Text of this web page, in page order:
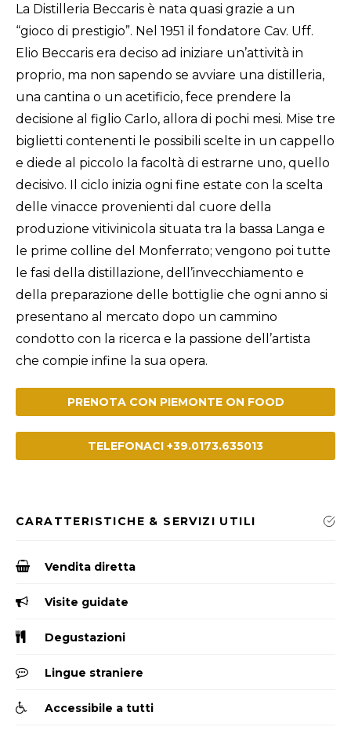
La Distilleria Beccaris è nata quasi grazie a un
“gioco di prestigio”. Nel 1951 il fondatore Cav. Uff.
Elio Beccaris era deciso ad iniziare un’attività in
proprio, ma non sapendo se avviare una distilleria,
una cantina o un acetificio, fece prendere la
decisione al figlio Carlo, allora di pochi mesi. Mise tre
biglietti contenenti le possibili scelte in un cappello
e diede al piccolo la facoltà di estrarne uno, quello
decisivo. Il ciclo inizia ogni fine estate con la scelta
delle vinacce provenienti dal cuore della
produzione vitivinicola situata tra la bassa Langa e
le prime colline del Monferrato; vengono poi tutte
le fasi della distillazione, dell’invecchiamento e
della preparazione delle bottiglie che ogni anno si
presentano al mercato dopo un cammino
condotto con la ricerca e la passione dell’artista
che compie infine la sua opera.
PRENOTA CON PIEMONTE ON FOOD
TELEFONACI +39.0173.635013
CARATTERISTICHE & SERVIZI UTILI
Vendita diretta
Visite guidate
Degustazioni
Lingue straniere
Accessibile a tutti